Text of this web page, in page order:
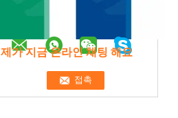
제가 지금 온라인 채팅 해요